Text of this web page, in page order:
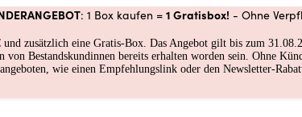
: 1 Box kaufen = 1 Gratisbox! - Ohne
zusätzlich eine Gratis-Box. Das Angebot gilt bis zum
Bestandskundinnen bereits erhalten worden sein. Ohne
wie einen Empfehlungslink oder den Newsletter-